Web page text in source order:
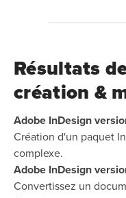
Résultats
création &
Adobe InDesign
Création d'un paquet
complexe.
Adobe InDesign
Convertissez un